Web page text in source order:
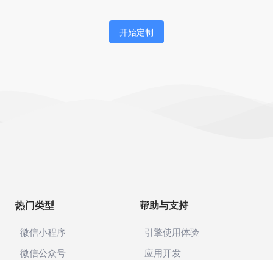
开始定制
热门类型
微信小程序
微信公众号
帮助与支持
引擎使用体验
应用开发